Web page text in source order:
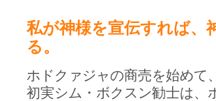
私が神様を宣伝すれば、
る。
ホドクァジャの商売を始めて
初実シム・ボクスン勧士は、